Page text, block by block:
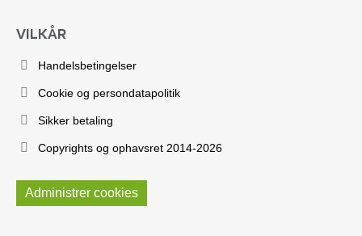
VILKÅR
Handelsbetingelser
Cookie og persondatapolitik
Sikker betaling
Copyrights og ophavsret 2014-2026
Administrer cookies